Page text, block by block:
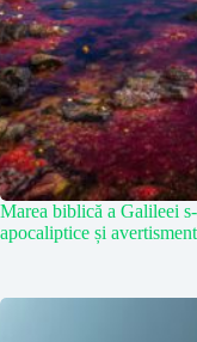
Marea biblică a Galileei
apocaliptice și